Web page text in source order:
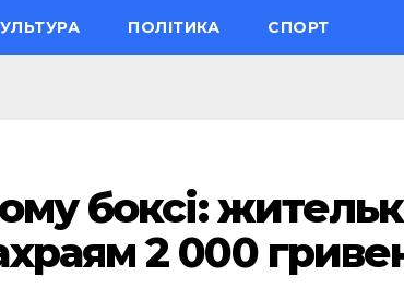
ПОЛІТИКА СПОРТ
боксі:
2 000